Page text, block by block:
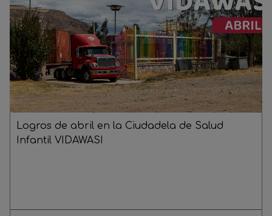
Logros de abril en la Ciudadela de Salud
Infantil VIDAWASI